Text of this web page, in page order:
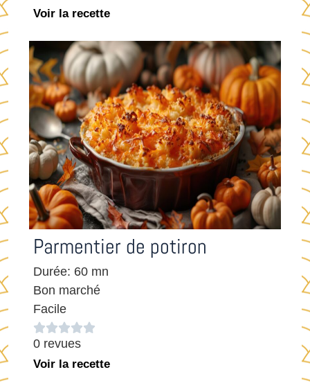
Voir la recette
Parmentier de potiron
Durée: 60 mn
Bon marché
Facile

0 revues
Voir la recette